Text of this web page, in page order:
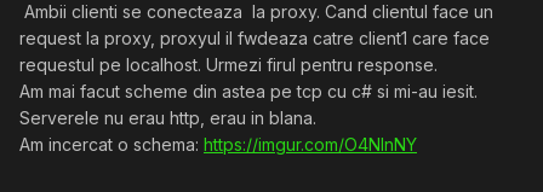
Ambii clienti se conecteaza la proxy. Cand clientul face un
request la proxy, proxyul il fwdeaza catre client1 care face
requestul pe localhost. Urmezi firul pentru response.
Am mai facut scheme din astea pe tcp cu c# si mi-au iesit.
Serverele nu erau http, erau in blana.
Am incercat o schema: https://imgur.com/O4NInNY